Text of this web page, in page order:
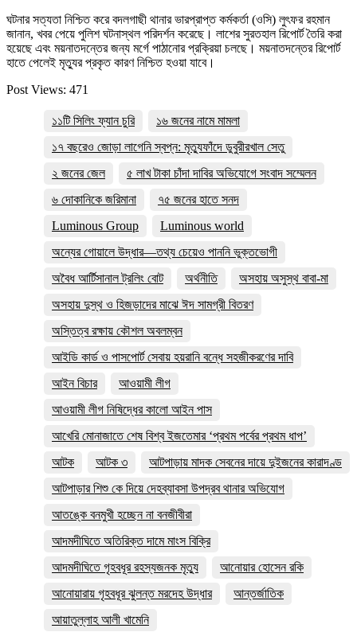
ঘটনার সত্যতা নিশ্চিত করে বদলগাছী থানার ভারপ্রাপ্ত কর্মকর্তা (ওসি) লুৎফর রহমান
জানান, খবর পেয়ে পুলিশ ঘটনাস্থল পরিদর্শন করেছে। লাশের সুরতহাল রিপোর্ট তৈরি করা
হয়েছে এবং ময়নাতদন্তের জন্য মর্গে পাঠানোর প্রক্রিয়া চলছে। ময়নাতদন্তের রিপোর্ট
হাতে পেলেই মৃত্যুর প্রকৃত কারণ নিশ্চিত হওয়া যাবে।
Post Views: 471
১১টি সিলিং ফ্যান চুরি
১৬ জনের নামে মামলা
১৭ বছরেও জোড়া লাগেনি স্বপ্ন: মৃত্যুফাঁদে ডুবুরীরখাল সেতু
২ জনের জেল
৫ লাখ টাকা চাঁদা দাবির অভিযোগে সংবাদ সম্মেলন
৬ দোকানিকে জরিমানা
৭৫ জনের হাতে সনদ
Luminous Group
Luminous world
অন্যের গোয়ালে উদ্ধার—তথ্য চেয়েও পাননি ভুক্তভোগী
অবৈধ আর্টিসানাল ট্রলিং বোট
অর্থনীতি
অসহায় অসুস্থ বাবা-মা
অসহায় দুস্থ ও হিজড়াদের মাঝে ঈদ সামগ্রী বিতরণ
অস্তিত্ব রক্ষায় কৌশল অবলম্বন
আইডি কার্ড ও পাসপোর্ট সেবায় হয়রানি বন্ধে সহজীকরণের দাবি
আইন বিচার
আওয়ামী লীগ
আওয়ামী লীগ নিষিদ্ধের কালো আইন পাস
আখেরি মোনাজাতে শেষ বিশ্ব ইজতেমার ‘প্রথম পর্বের প্রথম ধাপ’
আটক
আটক ৩
আটপাড়ায় মাদক সেবনের দায়ে দুইজনের কারাদণ্ড
আটপাড়ার শিশু কে দিয়ে দেহব্যাবসা উপদ্রব থানার অভিযোগ
আতঙ্কে বনমুখী হচ্ছেন না বনজীবীরা
আদমদীঘিতে অতিরিক্ত দামে মাংস বিক্রি
আদমদীঘিতে গৃহবধূর রহস্যজনক মৃত্যু
আনোয়ার হোসেন রকি
আনোয়ারায় গৃহবধূর ঝুলন্ত মরদেহ উদ্ধার
আন্তর্জাতিক
আয়াতুল্লাহ আলী খামেনি